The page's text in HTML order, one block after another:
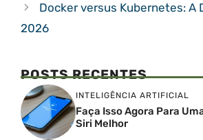
Docker versus Kubernetes: A
2026
POSTS RECENTES
INTELIGÊNCIA ARTIFICIAL
Faça Isso Agora Para
Siri Melhor